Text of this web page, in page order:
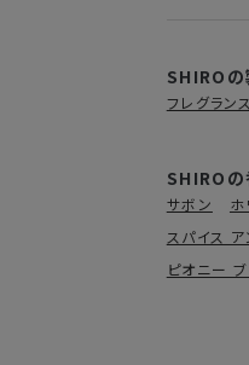
SHIROの
フレグラン
SHIROの
サボン ホ
スパイス
ピオニー ブ